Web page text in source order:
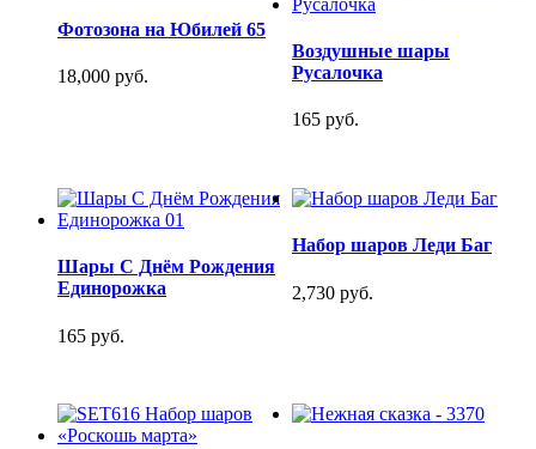
Фотозона на Юбилей 65
18,000 руб.
Воздушные шары
Русалочка
165 руб.
Шары С Днём Рождения
Единорожка
165 руб.
Набор шаров Леди Баг
2,730 руб.